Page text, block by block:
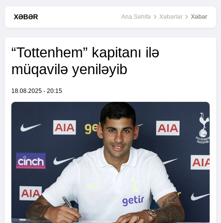
XƏBƏR Ana Səhifə Xəbərlər Xəbər
“Tottenhem” kapitanı ilə
müqavilə yeniləyib
18.08.2025 - 20:15